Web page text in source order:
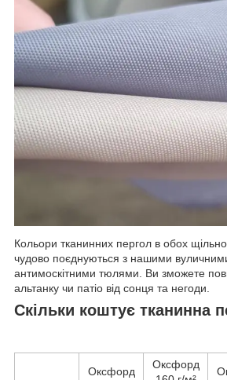
Кольори тканинних пергол в обох
чудово поєднуються з нашими
антимоскітними тюлями. Ви зможете
альтанку чи патіо від сонця та негоди.
Скільки коштує тканинна
Оксфорд
Оксфорд